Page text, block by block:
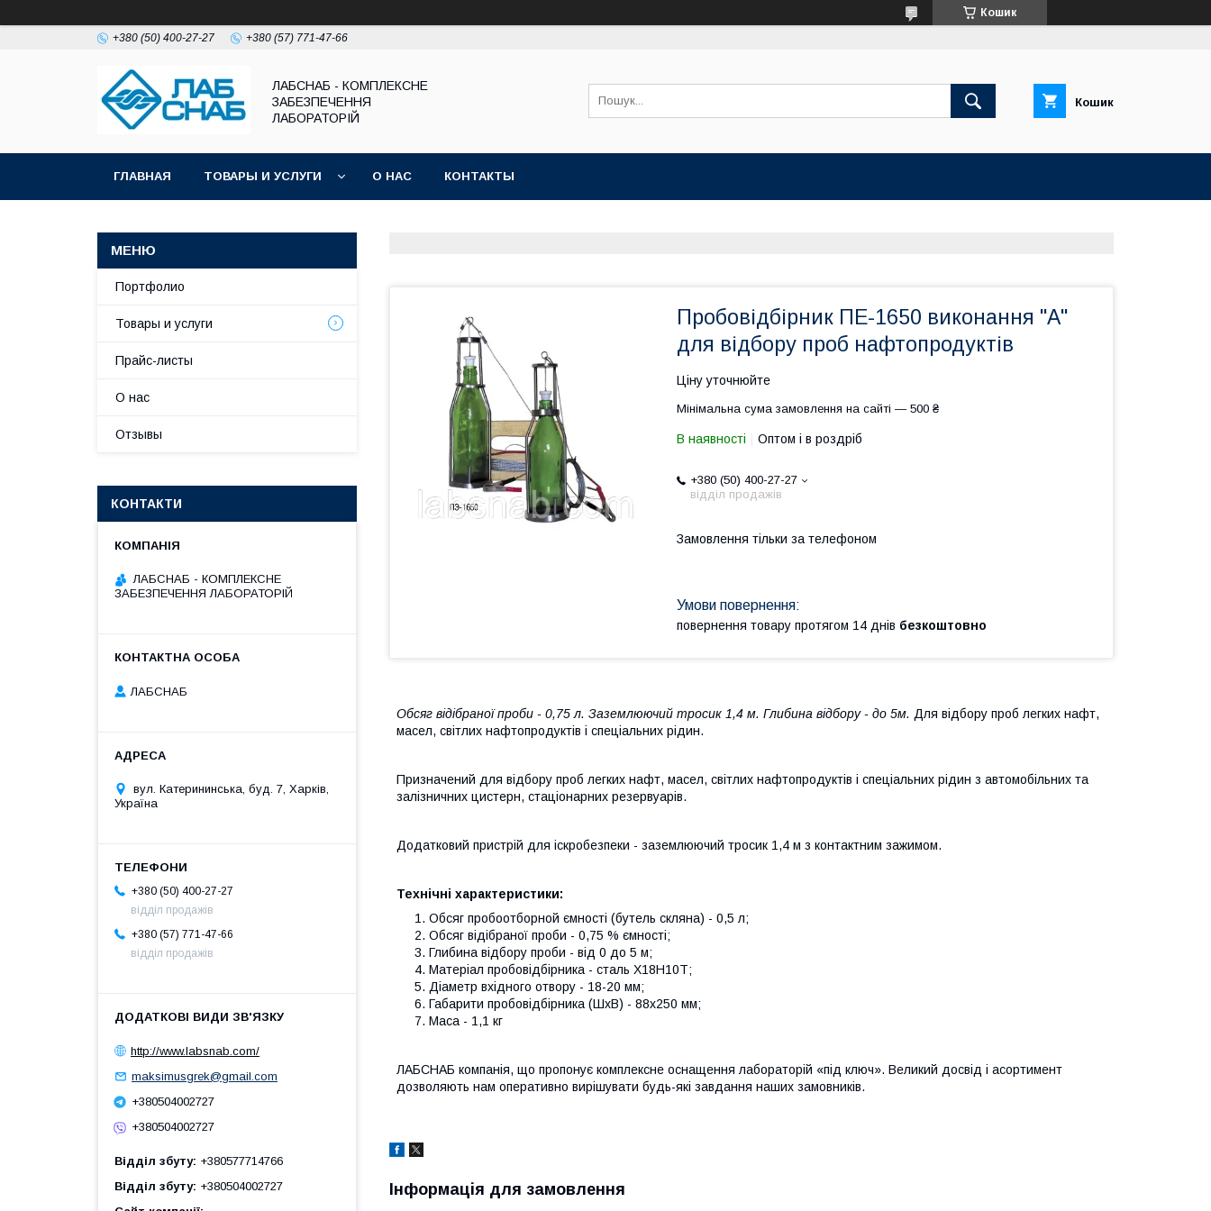
Кошик
+380 (50) 400-27-27 +380 (57) 771-47-66
ЛАБСНАБ - КОМПЛЕКСНЕ
ЗАБЕЗПЕЧЕННЯ
ЛАБОРАТОРІЙ
Кошик
ГЛАВНАЯ ТОВАРЫ И УСЛУГИ О НАС КОНТАКТЫ
Пробовідбірник ПЕ-1650 виконання "А"
для відбору проб нафтопродуктів
Ціну уточнюйте
Мінімальна сума замовлення на сайті — 500 ₴
В наявності Оптом і в роздріб
+380 (50) 400-27-27
відділ продажів
Замовлення тільки за телефоном
повернення товару протягом 14 днів безкоштовно
Обсяг відібраної проби - 0,75 л. Заземлюючий тросик 1,4 м. Глибина відбору - до 5м. Для відбору проб легких нафт,
масел, світлих нафтопродуктів і спеціальних рідин.
Призначений для відбору проб легких нафт, масел, світлих нафтопродуктів і спеціальних рідин з автомобільних та
залізничних цистерн, стаціонарних резервуарів.
Додатковий пристрій для іскробезпеки - заземлюючий тросик 1,4 м з контактним зажимом.
Технічні характеристики:
Обсяг пробоотборной ємності (бутель скляна) - 0,5 л;
Обсяг відібраної проби - 0,75 % ємності;
Глибина відбору проби - від 0 до 5 м;
Матеріал пробовідбірника - сталь Х18Н10Т;
Діаметр вхідного отвору - 18-20 мм;
Габарити пробовідбірника (ШхВ) - 88х250 мм;
Маса - 1,1 кг
ЛАБСНАБ компанія, що пропонує комплексне оснащення лабораторій «під ключ». Великий досвід і асортимент
дозволяють нам оперативно вирішувати будь-які завдання наших замовників.
Інформація для замовлення
Портфолио
Товары и услуги
Прайс-листы
О нас
Отзывы
КОНТАКТИ
ЛАБСНАБ - КОМПЛЕКСНЕ
ЗАБЕЗПЕЧЕННЯ ЛАБОРАТОРІЙ
ЛАБСНАБ
вул. Катерининська, буд. 7, Харків,
Україна
+380 (50) 400-27-27
відділ продажів
+380 (57) 771-47-66
відділ продажів
http://www.labsnab.com/
maksimusgrek@gmail.com
+380504002727
+380504002727
Відділ збуту +380577714766
Відділ збуту +380504002727